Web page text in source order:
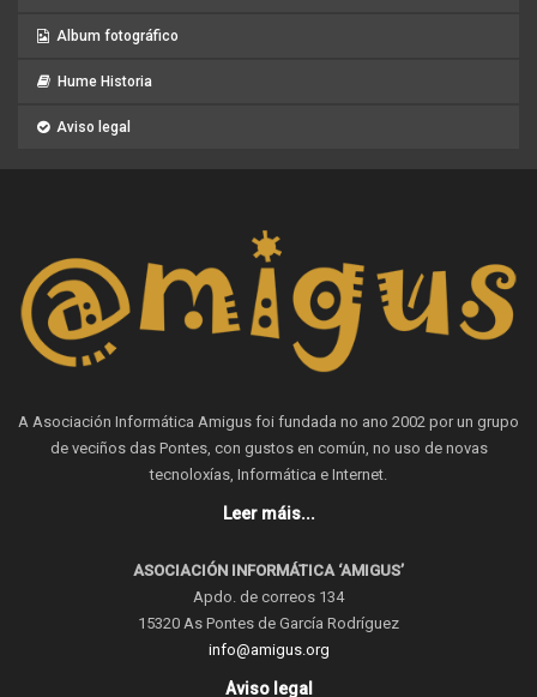
Album fotográfico
Hume Historia
Aviso legal
A Asociación Informática Amigus foi fundada no ano 2002 por un grupo
de veciños das Pontes, con gustos en común, no uso de novas
tecnoloxías, Informática e Internet.
Leer máis...
ASOCIACIÓN INFORMÁTICA ‘AMIGUS’
Apdo. de correos 134
15320 As Pontes de García Rodríguez
info@amigus.org
Aviso legal